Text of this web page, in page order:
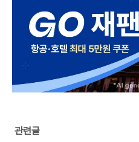
관련글